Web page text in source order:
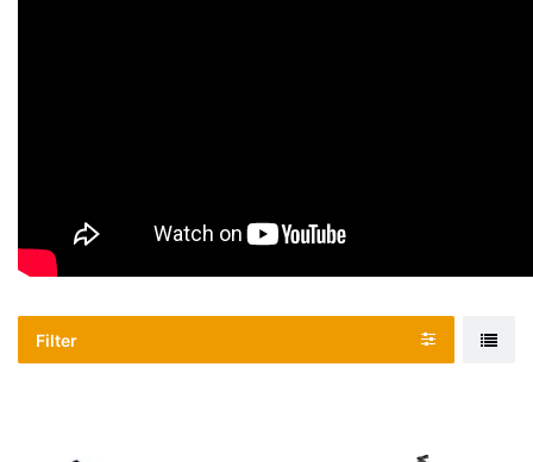
Filter